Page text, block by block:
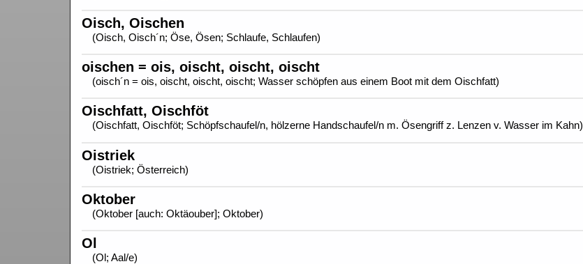
Oisch, Oischen
(Oisch, Oisch´n; Öse, Ösen; Schlaufe, Schlaufen)
oischen = ois, oischt, oischt, oischt
(oisch´n = ois, oischt, oischt, oischt; Wasser schöpfen aus einem Boot mit dem Oischfatt)
Oischfatt, Oischföt
(Oischfatt, Oischföt; Schöpfschaufel/n, hölzerne Handschaufel/n m. Ösengriff z. Lenzen v. Wasser im Kahn)
Oistriek
(Oistriek; Österreich)
Oktober
(Oktober [auch: Oktäouber]; Oktober)
Ol
(Ol; Aal/e)